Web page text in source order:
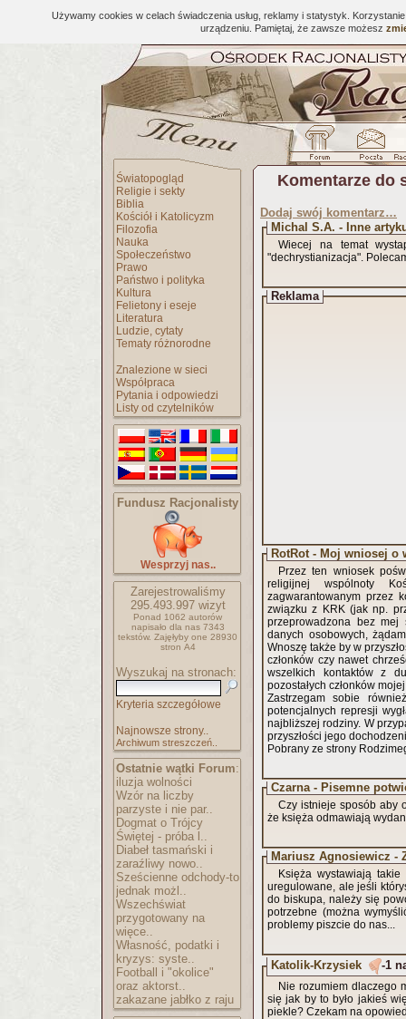
Używamy cookies w celach świadczenia usług, reklamy i statystyk.
urządzeniu. Pamiętaj, że zawsze możesz
Światopogląd
Religie i sekty
Biblia
Kościół i Katolicyzm
Filozofia
Nauka
Społeczeństwo
Prawo
Państwo i polityka
Kultura
Felietony i eseje
Literatura
Ludzie, cytaty
Tematy różnorodne
Znalezione w sieci
Współpraca
Pytania i odpowiedzi
Listy od czytelników
Fundusz Racjonalisty
Wesprzyj nas..
Zarejestrowaliśmy
295.493.997wizyt
Ponad 1062 autorów
napisało dla nas 7343
tekstów. Zajęłyby one 28930
stron A4
Wyszukaj na stronach:
Kryteria szczegółowe
Najnowsze strony..
Archiwum streszczeń..
Ostatnie wątki Forum:
iluzja wolności
Wzór na liczby
parzyste i nie par..
Dogmat o Trójcy
Świętej - próba l..
Diabeł tasmański i
zaraźliwy nowo..
Sześcienne odchody-to
jednak możl..
Wszechświat
przygotowany na
więce..
Własność, podatki i
kryzys: syste..
Football i "okolice"
oraz aktorst..
zakazane jabłko z raju
Komentarze do
Dodaj swój komentarz…
Michal S.A. - Inne
Wiecej na temat
"dechrystianizacja".
Reklama
RotRot - Moj wniosej o
Przez ten wniosek
religijnej wspólnoty
zagwarantowanym przez
związku z KRK (jak np.
przeprowadzona bez mej
danych osobowych,
Wnoszę także by w
członków czy nawet
wszelkich kontaktów z
pozostałych członków
Zastrzegam sobie
potencjalnych represji
najbliższej rodziny. W
przyszłości jego
Pobrany ze strony
Czarna - Pisemne
Czy istnieje sposób aby
że księża odmawiają
Mariusz Agnosiewicz -
Księża wystawiają
uregulowane, ale jeśli
do biskupa, należy się
potrzebne (można
problemy piszcie do nas...
Katolik-Krzysiek -1
Nie rozumiem dlaczego
się jak by to było jakieś
piekle? Czekam na